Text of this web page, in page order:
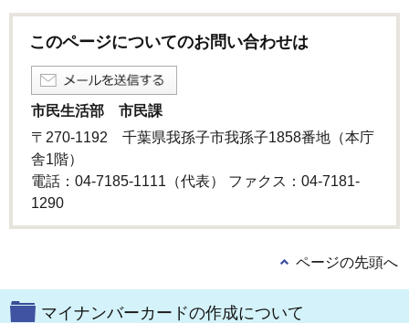
このページについてのお問い合わせは
市民生活部 市民課
〒270-1192 千葉県我孫子市我孫子1858番地（本庁
舎1階）
電話：04-7185-1111（代表） ファクス：04-7181-
1290
ページの先頭へ
マイナンバーカードの作成について